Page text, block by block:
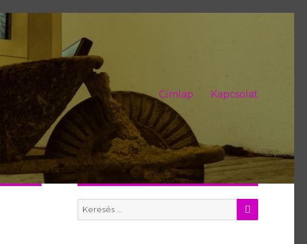
Címlap Kapcsolat
Search
for:
KERES